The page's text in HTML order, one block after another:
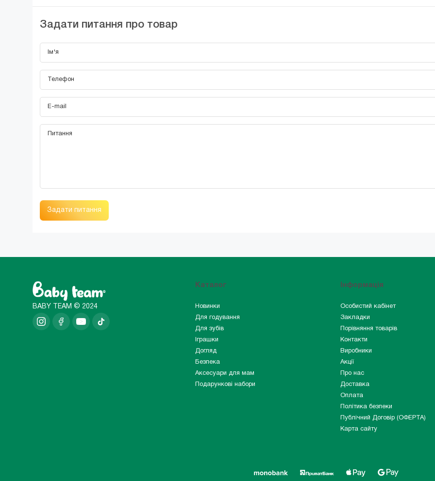
Задати питання про товар
Задати питання
BABY TEAM © 2024
Каталог
Новинки
Для годування
Для зубів
Іграшки
Догляд
Безпека
Аксесуари для мам
Подарункові набори
Інформація
Особистий кабінет
Закладки
Порівняння товарів
Контакти
Виробники
Акції
Про нас
Доставка
Оплата
Політика безпеки
Публічний Договір (ОФЕРТА)
Карта сайту